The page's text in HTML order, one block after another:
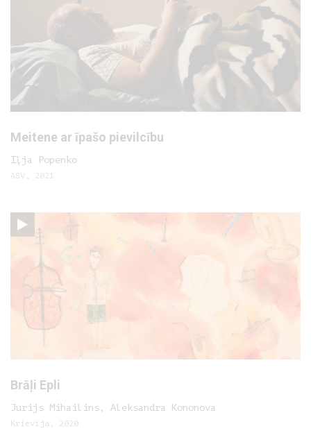
Meitene ar īpašo pievilcību
Iļja Popenko
ASV, 2021
Brāļi Epli
Jurijs Mihailins, Aleksandra Kononova
Krievija, 2020